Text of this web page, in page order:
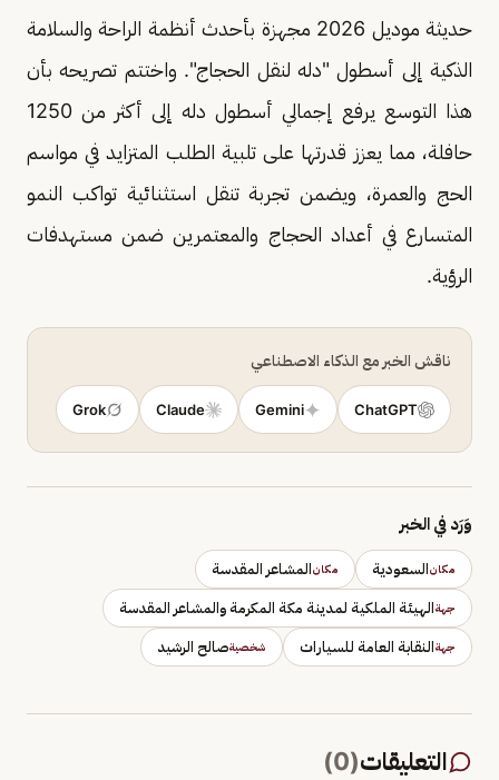
حديثة موديل 2026 مجهزة بأحدث أنظمة الراحة والسلامة
الذكية إلى أسطول "دله لنقل الحجاج". واختتم تصريحه بأن
هذا التوسع يرفع إجمالي أسطول دله إلى أكثر من 1250
حافلة، مما يعزز قدرتها على تلبية الطلب المتزايد في مواسم
الحج والعمرة، ويضمن تجربة تنقل استثنائية تواكب النمو
المتسارع في أعداد الحجاج والمعتمرين ضمن مستهدفات
الرؤية.
ناقش الخبر مع الذكاء الاصطناعي
ChatGPT
Gemini
Claude
Grok
وَرَد في الخبر
مكانالسعودية مكانالمشاعر المقدسة
جهةالهيئة الملكية لمدينة مكة المكرمة والمشاعر المقدسة
جهةالنقابة العامة للسيارات شخصيةصالح الرشيد
التعليقات(
0
)